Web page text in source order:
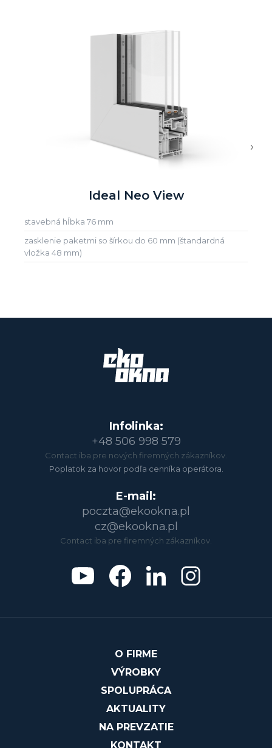
Ideal Neo View
stavebná hĺbka 76 mm
zasklenie paketmi so šírkou do 60 mm (štandardná
vložka 48 mm)
›
Infolinka:
+48 506 998 579
Contact iba pre nových firemných zákazníkov.
Poplatok za hovor podľa cenníka operátora.
E-mail:
poczta@ekookna.pl
cz@ekookna.pl
Contact iba pre firemných zákazníkov.
O FIRME
VÝROBKY
SPOLUPRÁCA
AKTUALITY
NA PREVZATIE
KONTAKT